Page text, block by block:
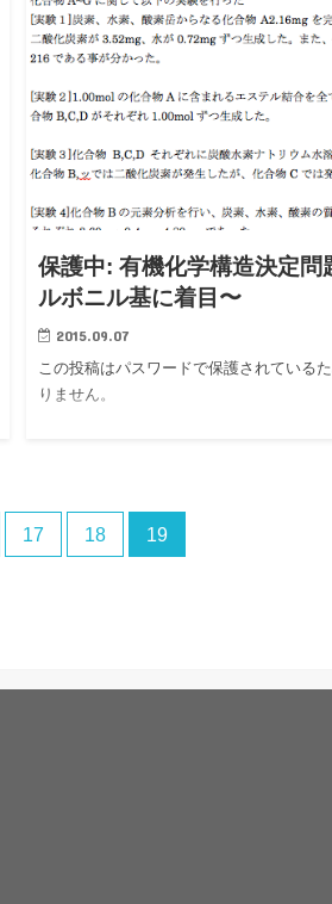
保護中: 有機化学構造決定問
ルボニル基に着目〜
2015.09.07
この投稿はパスワードで保護されている
りません。
17 18 19